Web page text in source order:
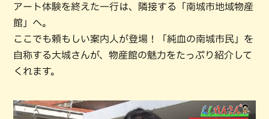
アート体験を終えた一行は、隣接する「南城市地域物産
館」へ。
ここでも頼もしい案内人が登場！「純血の南城市民」を
自称する大城さんが、物産館の魅力をたっぷり紹介して
くれます。